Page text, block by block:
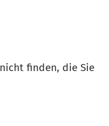
finden, die Sie